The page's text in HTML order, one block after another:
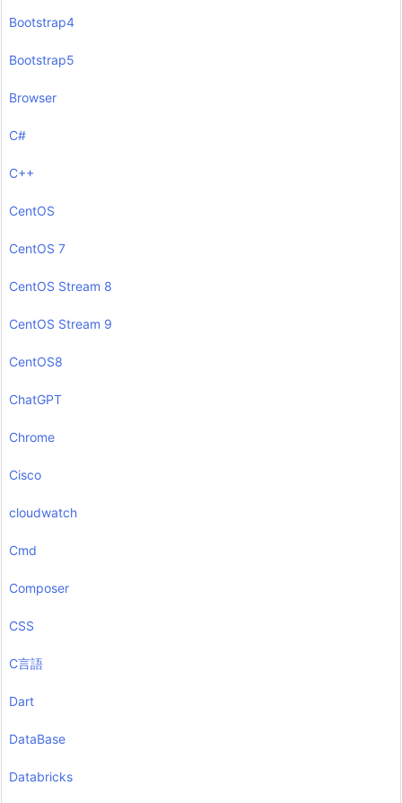
Bootstrap4
Bootstrap5
Browser
C#
C++
CentOS
CentOS 7
CentOS Stream 8
CentOS Stream 9
CentOS8
ChatGPT
Chrome
Cisco
cloudwatch
Cmd
Composer
CSS
C言語
Dart
DataBase
Databricks